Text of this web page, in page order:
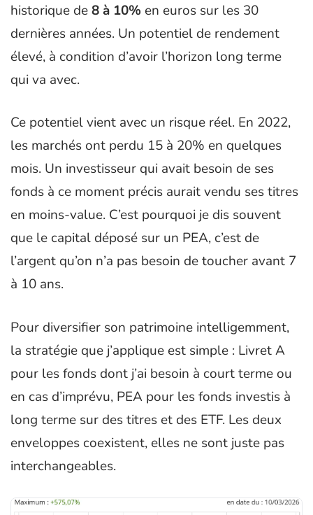
historique de8 à 10% en euros sur les 30
dernières années. Un potentiel de rendement
élevé, à condition d’avoir l’horizon long terme
qui va avec.
Ce potentiel vient avec un risque réel. En 2022,
les marchés ont perdu 15 à 20% en quelques
mois. Un investisseur qui avait besoin de ses
fonds à ce moment précis aurait vendu ses titres
en moins-value. C’est pourquoi je dis souvent
que le capital déposé sur un PEA, c’est de
l’argent qu’on n’a pas besoin de toucher avant 7
à 10 ans.
Pour diversifier son patrimoine intelligemment,
la stratégie que j’applique est simple : Livret A
pour les fonds dont j’ai besoin à court terme ou
en cas d’imprévu, PEA pour les fonds investis à
long terme sur des titres et des ETF. Les deux
enveloppes coexistent, elles ne sont juste pas
interchangeables.